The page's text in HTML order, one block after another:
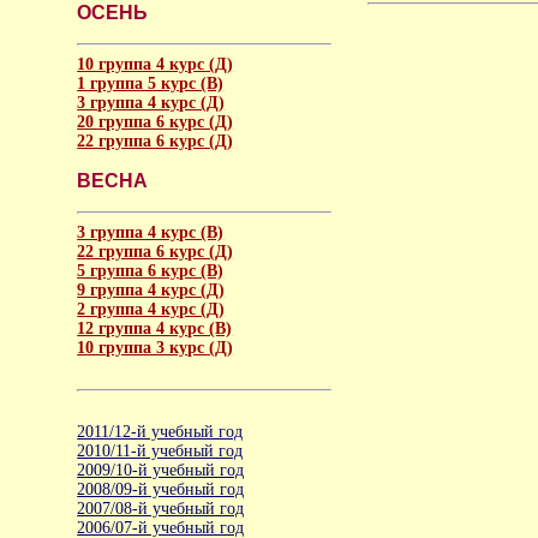
ОСЕНЬ
10 группа 4 курс (Д)
1 группа 5 курс (В)
3 группа 4 курс (Д)
20 группа 6 курс (Д)
22 группа 6 курс (Д)
ВЕСНА
3 группа 4 курс (В)
22 группа 6 курс (Д)
5 группа 6 курс (В)
9 группа 4 курс (Д)
2 группа 4 курс (Д)
12 группа 4 курс (В)
10 группа 3 курс (Д)
2011/12-й учебный год
2010/11-й учебный год
2009/10-й учебный год
2008/09-й учебный год
2007/08-й учебный год
2006/07-й учебный год